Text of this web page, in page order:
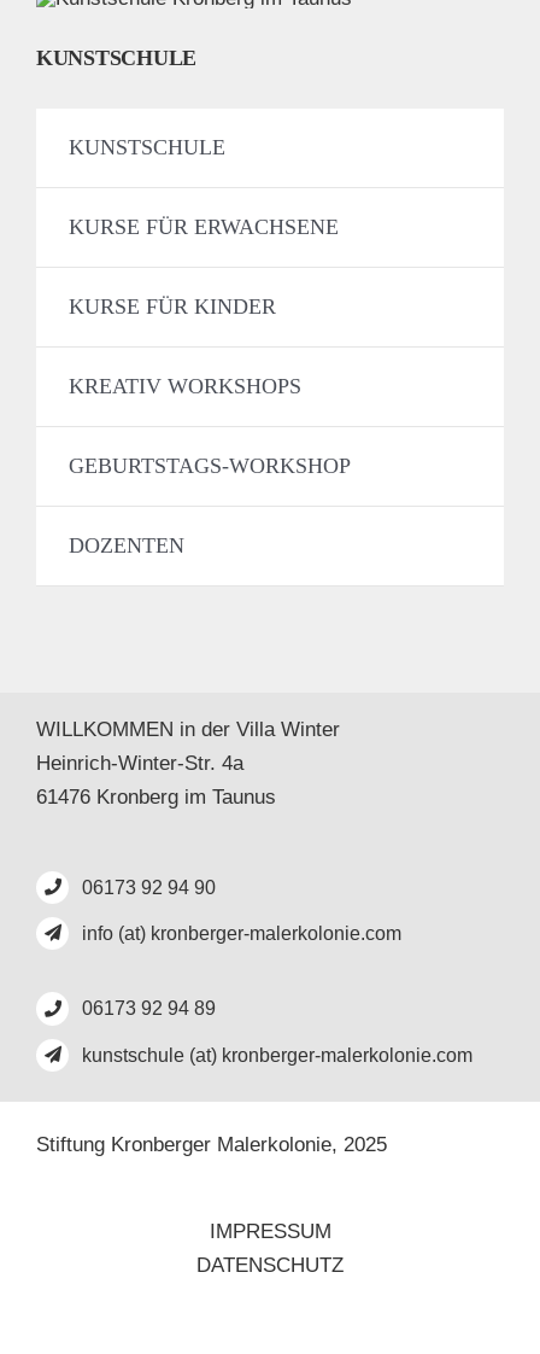
KUNSTSCHULE
KUNSTSCHULE
KURSE FÜR ERWACHSENE
KURSE FÜR KINDER
KREATIV WORKSHOPS
GEBURTSTAGS-WORKSHOP
DOZENTEN
WILLKOMMEN in der Villa Winter
Heinrich-Winter-Str. 4a
61476 Kronberg im Taunus
06173 92 94 90
info (at) kronberger-malerkolonie.com
06173 92 94 89
kunstschule (at) kronberger-malerkolonie.com
Stiftung Kronberger Malerkolonie, 2025
IMPRESSUM
DATENSCHUTZ